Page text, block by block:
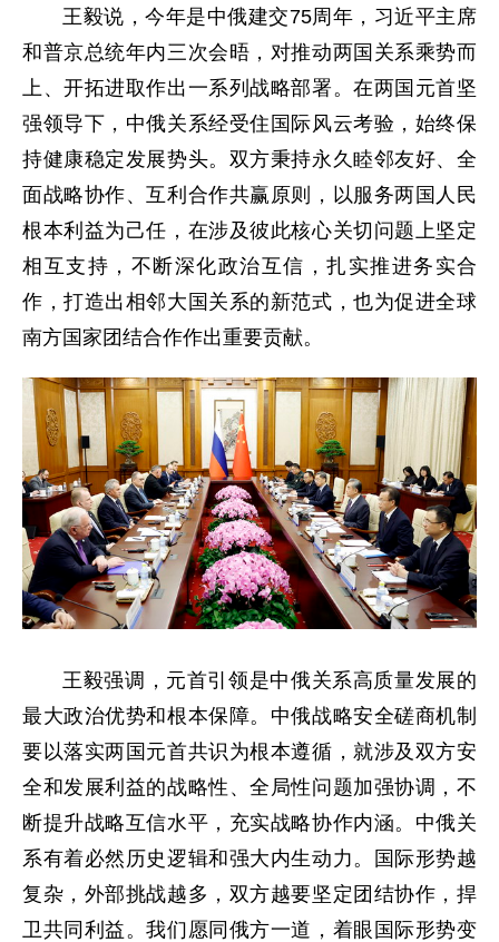
王毅说，今年是中俄建交75周年，习近平主席
和普京总统年内三次会晤，对推动两国关系乘势而
上、开拓进取作出一系列战略部署。在两国元首坚
强领导下，中俄关系经受住国际风云考验，始终保
持健康稳定发展势头。双方秉持永久睦邻友好、全
面战略协作、互利合作共赢原则，以服务两国人民
根本利益为己任，在涉及彼此核心关切问题上坚定
相互支持，不断深化政治互信，扎实推进务实合
作，打造出相邻大国关系的新范式，也为促进全球
南方国家团结合作作出重要贡献。
王毅强调，元首引领是中俄关系高质量发展的
最大政治优势和根本保障。中俄战略安全磋商机制
要以落实两国元首共识为根本遵循，就涉及双方安
全和发展利益的战略性、全局性问题加强协调，不
断提升战略互信水平，充实战略协作内涵。中俄关
系有着必然历史逻辑和强大内生动力。国际形势越
复杂，外部挑战越多，双方越要坚定团结协作，捍
卫共同利益。我们愿同俄方一道，着眼国际形势变